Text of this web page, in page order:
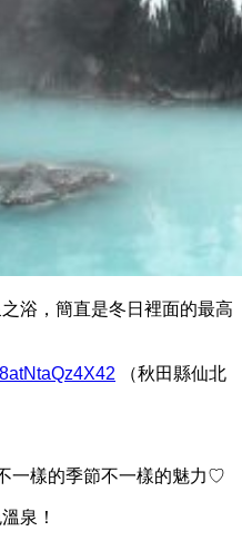
浴，簡直是冬日裡面的最高
（秋田縣仙北
一樣的季節不一樣的魅力♡
泉！